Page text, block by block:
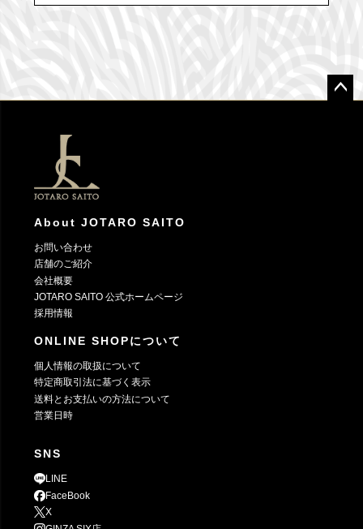
About JOTARO SAITO
お問い合わせ
店舗のご紹介
会社概要
JOTARO SAITO 公式ホームページ
採用情報
ONLINE SHOPについて
個人情報の取扱について
特定商取引法に基づく表示
送料とお支払いの方法について
営業日時
SNS
LINE
FaceBook
X